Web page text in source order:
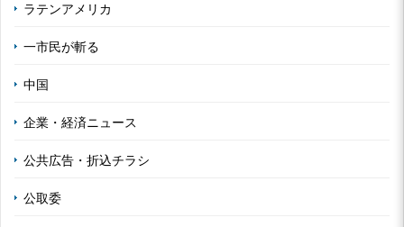
ラテンアメリカ
一市民が斬る
中国
企業・経済ニュース
公共広告・折込チラシ
公取委